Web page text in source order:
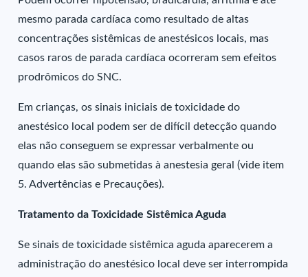
mesmo parada cardíaca como resultado de altas
concentrações sistêmicas de anestésicos locais, mas
casos raros de parada cardíaca ocorreram sem efeitos
prodrômicos do SNC.
Em crianças, os sinais iniciais de toxicidade do
anestésico local podem ser de difícil detecção quando
elas não conseguem se expressar verbalmente ou
quando elas são submetidas à anestesia geral (vide item
5. Advertências e Precauções).
Tratamento da Toxicidade Sistêmica Aguda
Se sinais de toxicidade sistêmica aguda aparecerem a
administração do anestésico local deve ser interrompida